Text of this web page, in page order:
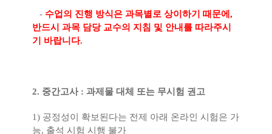
- 수업의 진행 방식은 과목별로 상이하기 때문에,
반드시 과목 담당 교수의 지침 및 안내를 따라주시
기 바랍니다.
2. 중간고사 : 과제물 대체 또는 무시험 권고
1) 공정성이 확보된다는 전제 아래 온라인 시험은 가
능, 출석 시험 시행 불가